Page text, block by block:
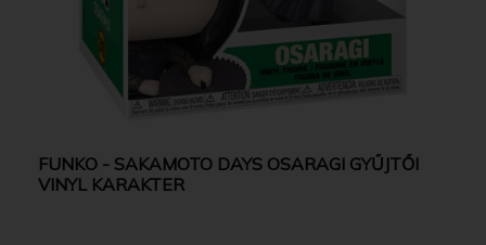
FUNKO - SAKAMOTO DAYS OSARAGI GYŰJTŐI
VINYL KARAKTER